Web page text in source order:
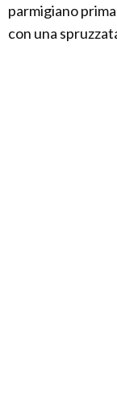
parmigiano
con una